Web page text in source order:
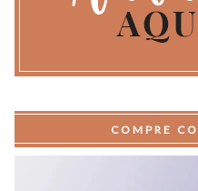
COMPRE